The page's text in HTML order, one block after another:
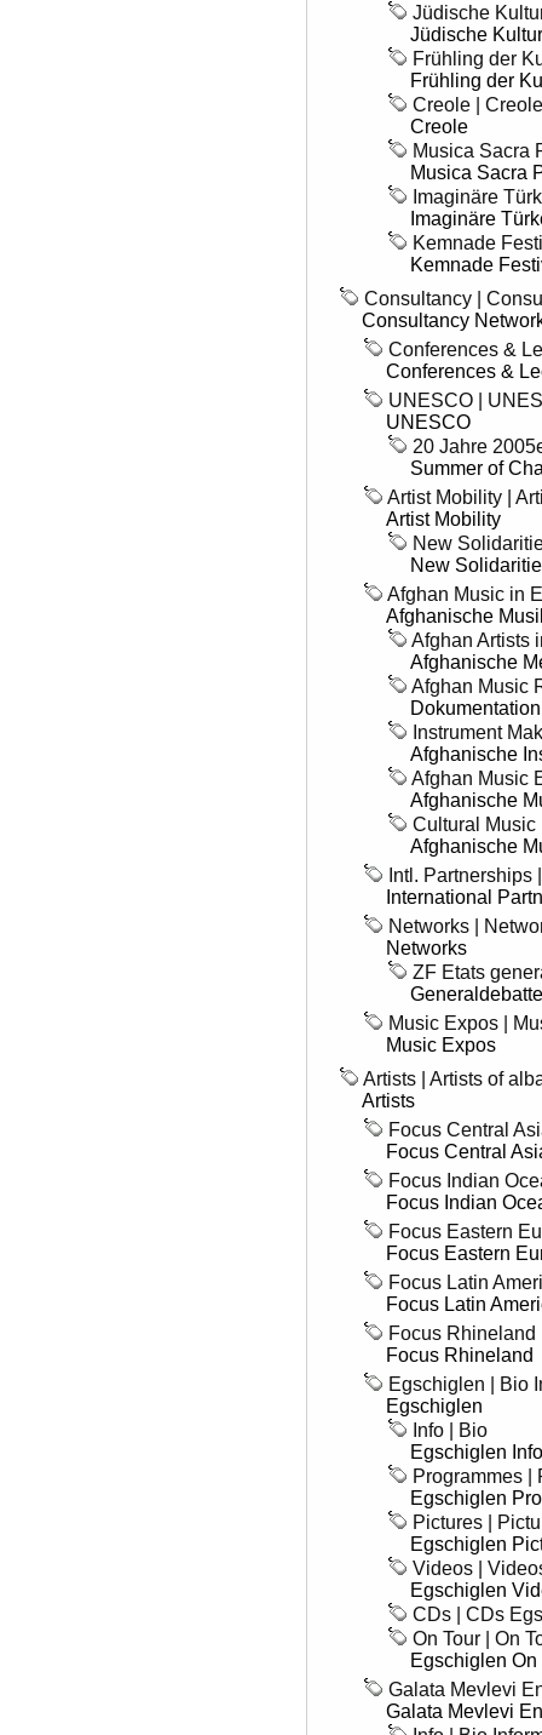
Jüdische
Jüdische
Frühling der
Frühling der
Creole |
Creole
Musica Sacra
Musica Sacra
Imaginäre
Imaginäre
Kemnade
Kemnade
Consultancy |
Consultancy
Conferences &
Conferences &
UNESCO |
UNESCO
20 Jahre
Summer of
Artist Mobility |
Artist Mobility
New
New
Afghan Music in
Afghanische
Afghan Artists
Afghanische
Afghan Music
Instrument
Afghanische
Afghan Music
Afghanische
Cultural Music
Afghanische
Intl.
International
Networks |
Networks
ZF Etats
Music Expos |
Music Expos
Artists | Artists of
Artists
Focus Central
Focus Central
Focus Indian
Focus Indian
Focus Eastern
Focus Eastern
Focus Latin
Focus Latin
Focus
Focus Rhineland
Egschiglen | Bio
Egschiglen
Info | Bio
Egschiglen
Programmes |
Egschiglen
Pictures |
Egschiglen
Videos |
Egschiglen
CDs | CDs
On Tour | On
Egschiglen On
Galata Mevlevi
Galata Mevlevi